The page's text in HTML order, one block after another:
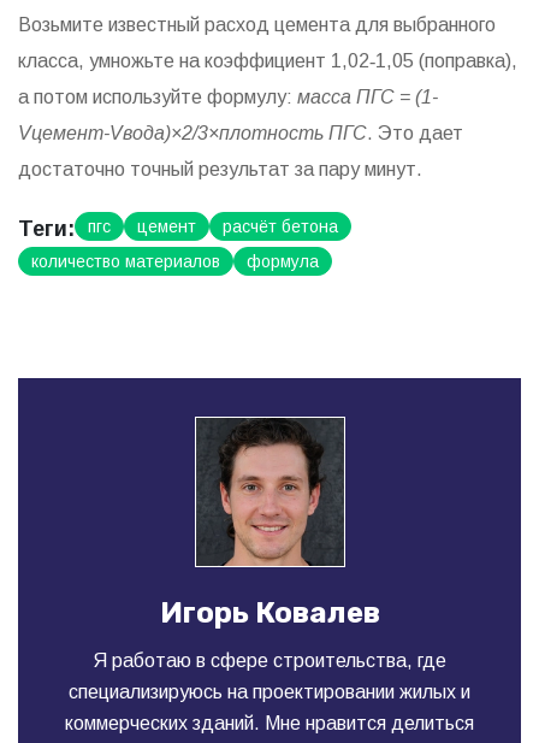
Возьмите известный расход цемента для выбранного
класса, умножьте на коэффициент 1,02‑1,05 (поправка),
а потом используйте формулу: массa ПГС = (1-
Vцемент-Vвода)×2/3×плотность ПГС. Это дает
достаточно точный результат за пару минут.
Теги: пгс цемент
расчёт бетона
количество материалов
формула
Игорь Ковалев
Я работаю в сфере строительства, где
специализируюсь на проектировании жилых и
коммерческих зданий. Мне нравится делиться